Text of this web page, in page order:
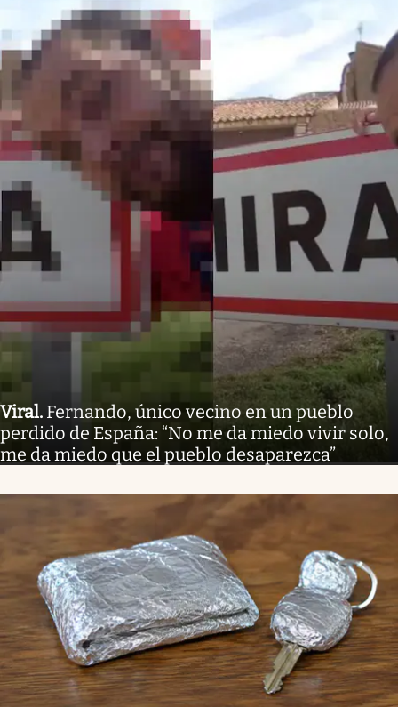
Viral. Fernando, único vecino en un pueblo
perdido de España: “No me da miedo vivir solo,
me da miedo que el pueblo desaparezca”